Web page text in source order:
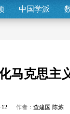
中国学派
马克思主
12 作者： 查建国 陈炼